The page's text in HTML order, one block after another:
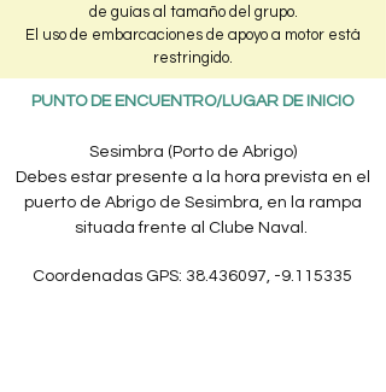
de guías al tamaño del grupo.
El uso de embarcaciones de apoyo a motor está
restringido.
PUNTO DE ENCUENTRO/LUGAR DE INICIO
Sesimbra (Porto de Abrigo)
Debes estar presente a la hora prevista en el
puerto de Abrigo de Sesimbra, en la rampa
situada frente al Clube Naval.
Coordenadas GPS: 38.436097, -9.115335